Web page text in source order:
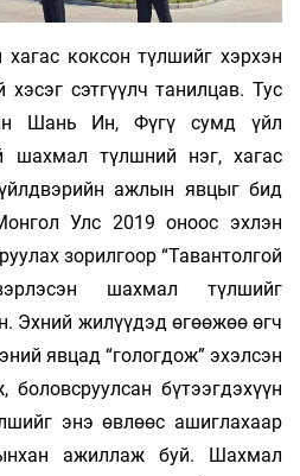
коксон түлшийг хэрхэн
сэтгүүлч танилцав. Тус
Шань Ин, Фүгү сумд үйл
шахмал түлшний нэг, хагас
ажлын явцыг бид
Улс 2019 оноос эхлэн
зорилгоор “Тавантолгой
шахмал түлшийг
Эхний жилүүдэд өгөөжөө өгч
явцад “гологдож” эхэлсэн
бүтээгдэхүүн
энэ өвлөөс ашиглахаар
ажиллаж буй. Шахмал